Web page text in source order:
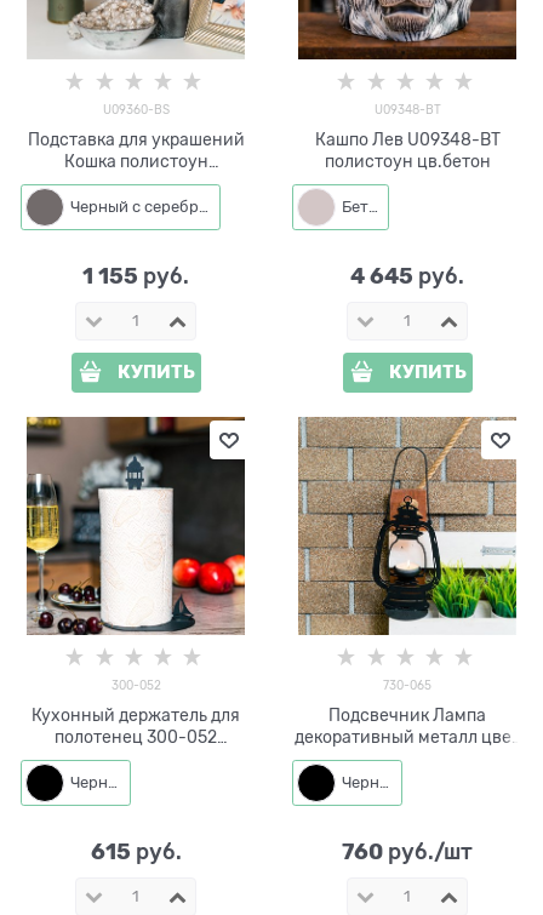
U09360-BS
Подставка для украшений
Кошка полистоун
цв.черный с серебром
Черный с серебром
1 155 руб.
КУПИТЬ
U09348-BT
Кашпо Лев U09348-BT
полистоун цв.бетон
Бетон
4 645 руб.
КУПИТЬ
300-052
Кухонный держатель для
полотенец 300-052
настольный
Черный
615 руб.
730-065
Подсвечник Лампа
декоративный металл цвет
черный
Черный
760 руб./шт